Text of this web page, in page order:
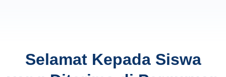
Selamat Kepada Siswa